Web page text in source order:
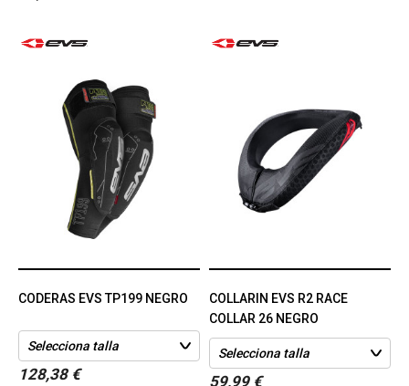
CODERAS EVS TP199 NEGRO
128,38 €
COLLARIN EVS R2 RACE
COLLAR 26 NEGRO
59,99 €